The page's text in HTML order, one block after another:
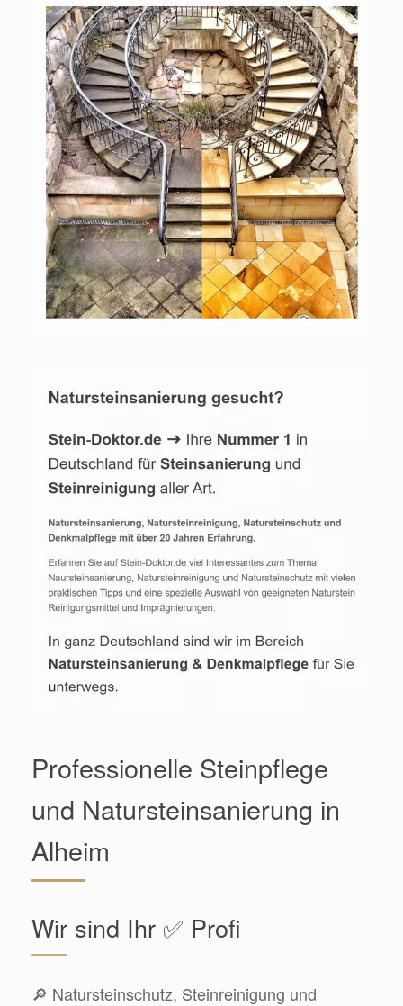
Professionelle Steinpflege
und Natursteinsanierung in
Alheim
Wir sind Ihr ✅ Profi
🔎 Natursteinschutz, Steinreinigung und